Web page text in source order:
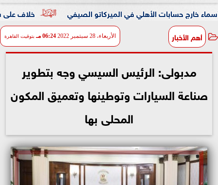
خلاف على شراء
أهم الأخبار الأربعاء، 28 سبتمبر 2022 06:24 مـ بتوقيت القاهرة
مدبولى: الرئيس السيسي وجه بتطوير
صناعة السيارات وتوطينها وتعميق المكون
المحلى بها